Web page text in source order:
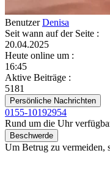
BenutzerDenisa
Seit wann auf der Seite :
20.04.2025
Heute online um :
16:45
Aktive Beiträge :
5181
Persönliche Nachrichten
0155-10192954
Rund um die Uhr
Beschwerde
Um Betrug zu vermeiden,